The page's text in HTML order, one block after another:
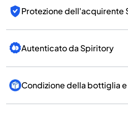
Protezione dell'acquirente
Autenticato da Spiritory
Condizione della bottiglia